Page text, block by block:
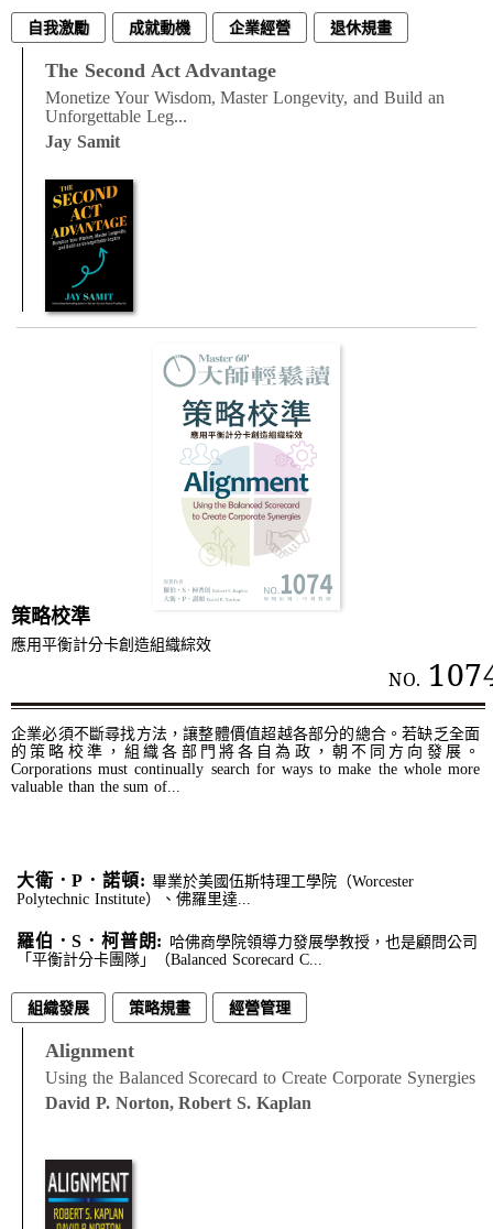
自我激勵 成就動機 企業經營 退休規畫
職涯發展
The Second Act Advantage
Monetize Your Wisdom, Master Longevity, and Build an
Unforgettable Leg...
Jay Samit
策略校準
應用平衡計分卡創造組織綜效
NO.
企業必須不斷尋找方法，讓整體價值超越各部分的總合。若缺乏全面
的策略校準，組織各部門將各自為政，朝不同方向發展。
Corporations must continually search for ways to make the whole more
valuable than the sum of...
大衛．P．諾頓: 畢業於美國伍斯特理工學院（Worcester
Polytechnic Institute）、佛羅里達...
羅伯．S．柯普朗: 哈佛商學院領導力發展學教授，也是顧問公司
「平衡計分卡團隊」（Balanced Scorecard C...
組織發展 策略規畫 經營管理
Alignment
Using the Balanced Scorecard to Create Corporate Synergies
David P. Norton, Robert S. Kaplan